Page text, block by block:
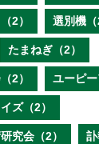
2） 選別機（
たまねぎ（2）
2） ユーピー
ズ（2）
究会（2） 訃